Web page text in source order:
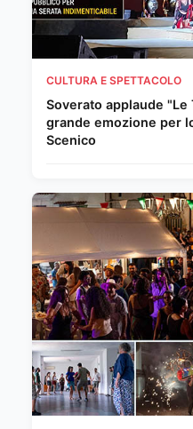
CULTURA E SPETTACOLO
Soverato applaude
grande emozione per
Scenico